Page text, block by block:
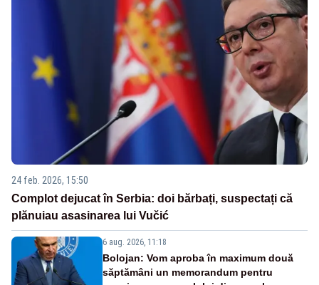
24 feb. 2026, 15:50
Complot dejucat în Serbia: doi bărbați, suspectați că
plănuiau asasinarea lui Vučić
6 aug. 2026, 11:18
Bolojan: Vom aproba în maximum două
săptămâni un memorandum pentru